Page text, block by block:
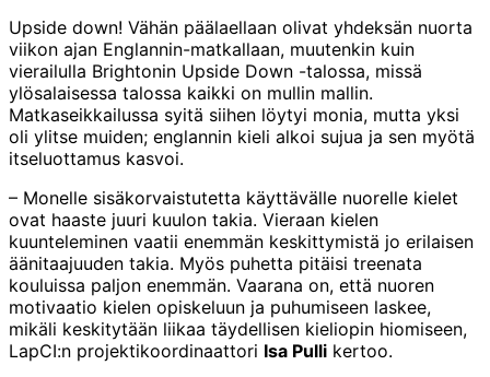
Upside down! Vähän päälaellaan olivat yhdeksän nuorta
viikon ajan Englannin-matkallaan, muutenkin kuin
vierailulla Brightonin Upside Down -talossa, missä
ylösalaisessa talossa kaikki on mullin mallin.
Matkaseikkailussa syitä siihen löytyi monia, mutta yksi
oli ylitse muiden; englannin kieli alkoi sujua ja sen myötä
itseluottamus kasvoi.
– Monelle sisäkorvaistutetta käyttävälle nuorelle kielet
ovat haaste juuri kuulon takia. Vieraan kielen
kuunteleminen vaatii enemmän keskittymistä jo erilaisen
äänitaajuuden takia. Myös puhetta pitäisi treenata
kouluissa paljon enemmän. Vaarana on, että nuoren
motivaatio kielen opiskeluun ja puhumiseen laskee,
mikäli keskitytään liikaa täydellisen kieliopin hiomiseen,
LapCI:n projektikoordinaattori Isa Pulli kertoo.